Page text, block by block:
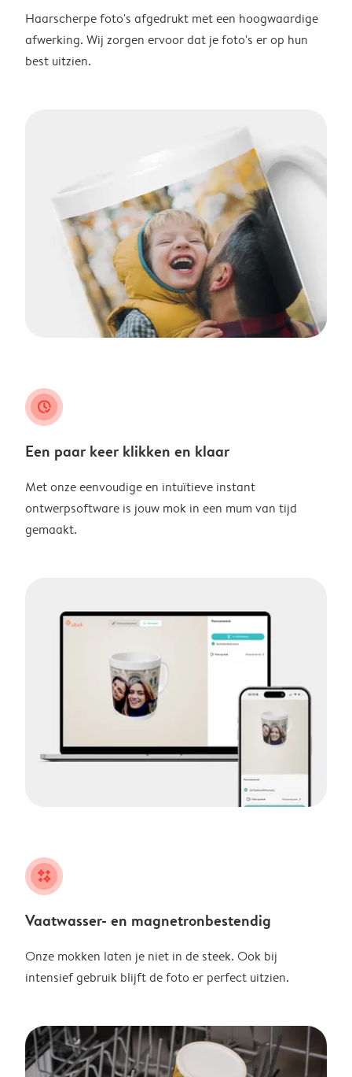
Haarscherpe foto's afgedrukt met een hoogwaardige
afwerking. Wij zorgen ervoor dat je foto's er op hun
best uitzien.
clock_check
Een paar keer klikken en klaar
Met onze eenvoudige en intuïtieve instant
ontwerpsoftware is jouw mok in een mum van tijd
gemaakt.
night
Vaatwasser- en magnetronbestendig
Onze mokken laten je niet in de steek. Ook bij
intensief gebruik blijft de foto er perfect uitzien.